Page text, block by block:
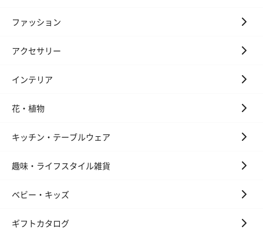
ファッション
アクセサリー
インテリア
花・植物
キッチン・テーブルウェア
趣味・ライフスタイル雑貨
ベビー・キッズ
ギフトカタログ